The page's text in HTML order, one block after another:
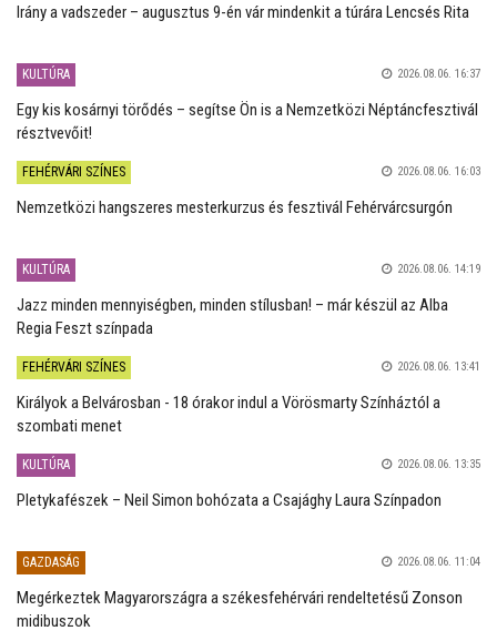
Irány a vadszeder – augusztus 9-én vár mindenkit a túrára Lencsés Rita
KULTÚRA 2026.08.06. 16:37
Egy kis kosárnyi törődés – segítse Ön is a Nemzetközi Néptáncfesztivál
résztvevőit!
FEHÉRVÁRI SZÍNES 2026.08.06. 16:03
Nemzetközi hangszeres mesterkurzus és fesztivál Fehérvárcsurgón
KULTÚRA 2026.08.06. 14:19
Jazz minden mennyiségben, minden stílusban! – már készül az Alba
Regia Feszt színpada
FEHÉRVÁRI SZÍNES 2026.08.06. 13:41
Királyok a Belvárosban - 18 órakor indul a Vörösmarty Színháztól a
szombati menet
KULTÚRA 2026.08.06. 13:35
Pletykafészek – Neil Simon bohózata a Csajághy Laura Színpadon
GAZDASÁG 2026.08.06. 11:04
Megérkeztek Magyarországra a székesfehérvári rendeltetésű Zonson
midibuszok